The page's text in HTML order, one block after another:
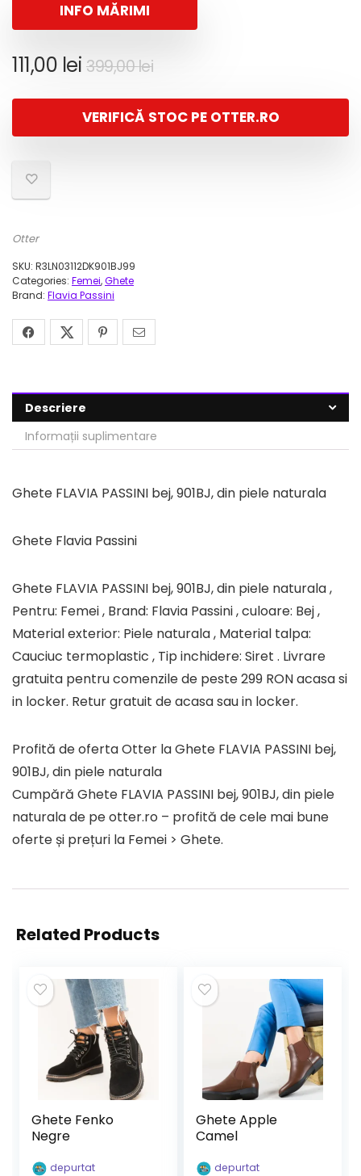
INFO MĂRIMI
399,00leiPrețul
a
fost:
111,00 lei
Prețul
este:
111,00 lei.
VERIFICĂ STOC PE OTTER.RO
Otter
SKU: R3LN03112DK901BJ99
Categories: Femei,Ghete
Brand: Flavia Passini
Descriere
Informații suplimentare
Ghete FLAVIA PASSINI bej, 901BJ, din piele naturala
Ghete Flavia Passini
Ghete FLAVIA PASSINI bej, 901BJ, din piele naturala ,
Pentru: Femei , Brand: Flavia Passini , culoare: Bej ,
Material exterior: Piele naturala , Material talpa:
Cauciuc termoplastic , Tip inchidere: Siret . Livrare
gratuita pentru comenzile de peste 299 RON acasa si
in locker. Retur gratuit de acasa sau in locker.
Profită de oferta Otter la Ghete FLAVIA PASSINI bej,
901BJ, din piele naturala
Cumpără Ghete FLAVIA PASSINI bej, 901BJ, din piele
naturala de pe otter.ro – profită de cele mai bune
oferte și prețuri la Femei > Ghete.
Related Products
Ghete Fenko
Negre
depurtat
Ghete Apple
Camel
depurtat